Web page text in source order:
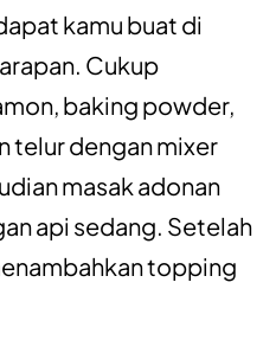
kamu buat di
Cukup
baking powder,
telur dengan mixer
masak adonan
api sedang. Setelah
topping